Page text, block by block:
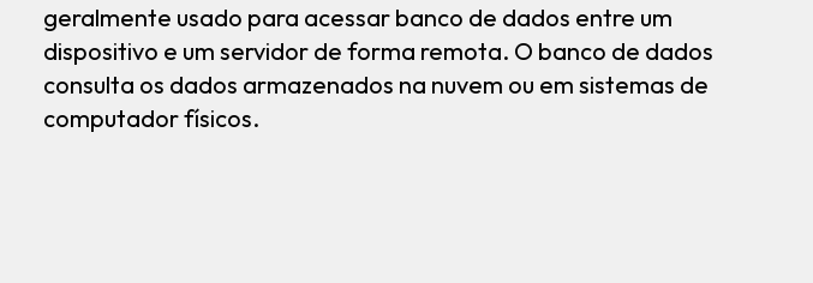
geralmente usado para acessar banco de dados entre um
dispositivo e um servidor de forma remota. O banco de dados
consulta os dados armazenados na nuvem ou em sistemas de
computador físicos.